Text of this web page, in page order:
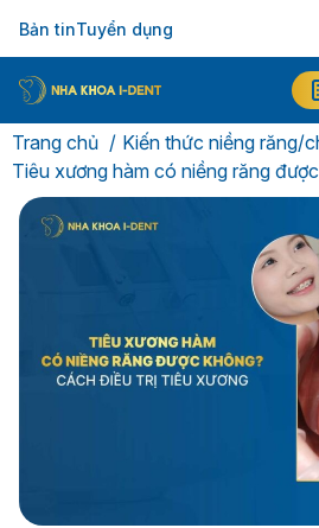
Bản tinTuyển dụng
Trang chủ
Kiến thức niềng răng/
Tiêu xương hàm có niềng răng